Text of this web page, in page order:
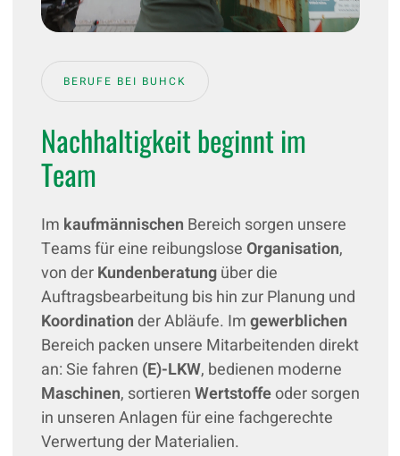
BERUFE BEI BUHCK
Nachhaltigkeit beginnt im
Team
Im kaufmännischen Bereich sorgen unsere
Teams für eine reibungsloseOrganisation,
von derKundenberatungüber die
Auftragsbearbeitung bis hin zur Planung und
Koordinationder Abläufe. Imgewerblichen
Bereich packen unsere Mitarbeitenden direkt
an: Sie fahren (E)-LKW, bedienen moderne
Maschinen, sortierenWertstoffeoder sorgen
in unseren Anlagen für eine fachgerechte
Verwertung der Materialien.